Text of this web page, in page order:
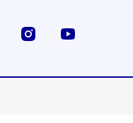
facebook instagram